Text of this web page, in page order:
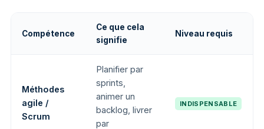
Compétence
Ce que cela
signifie
Niveau requis
Méthodes
agile /
Scrum
Planifier par
sprints,
animer un
backlog, livrer
par
INDISPENSABLE